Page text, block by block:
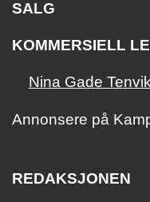
SALG
KOMMERSIELL
Nina Gade
Annonsere på
REDAKSJONEN